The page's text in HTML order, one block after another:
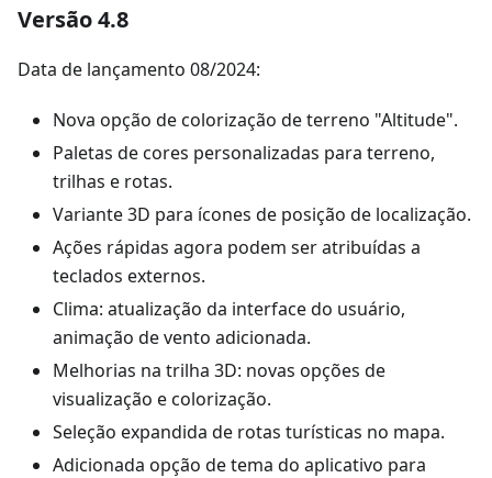
Versão 4.8
Data de lançamento 08/2024:
Nova opção de colorização de terreno "Altitude".
Paletas de cores personalizadas para terreno,
trilhas e rotas.
Variante 3D para ícones de posição de localização.
Ações rápidas agora podem ser atribuídas a
teclados externos.
Clima: atualização da interface do usuário,
animação de vento adicionada.
Melhorias na trilha 3D: novas opções de
visualização e colorização.
Seleção expandida de rotas turísticas no mapa.
Adicionada opção de tema do aplicativo para